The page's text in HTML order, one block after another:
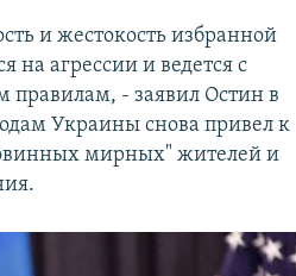
и жестокость избранной
на агрессии и ведется с
- заявил Остин в
Украины снова привел к
мирных" жителей и